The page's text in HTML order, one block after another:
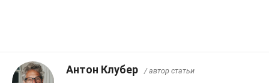
Антон Клубер / автор статьи